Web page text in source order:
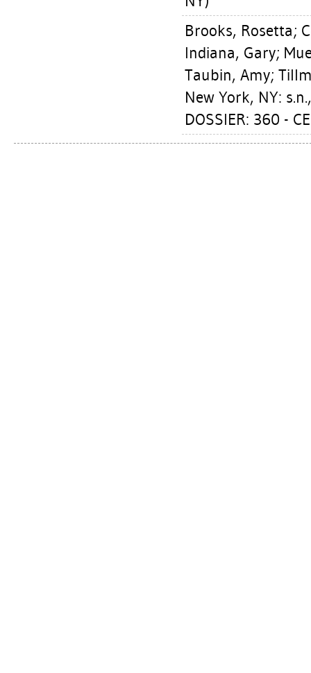
Brooks, Rosetta;
Indiana, Gary;
Taubin, Amy;
New York, NY:
DOSSIER: 360 -